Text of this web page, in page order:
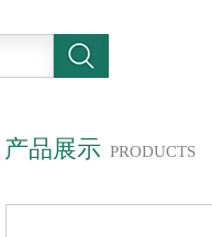
产品展示 PRODUCTS